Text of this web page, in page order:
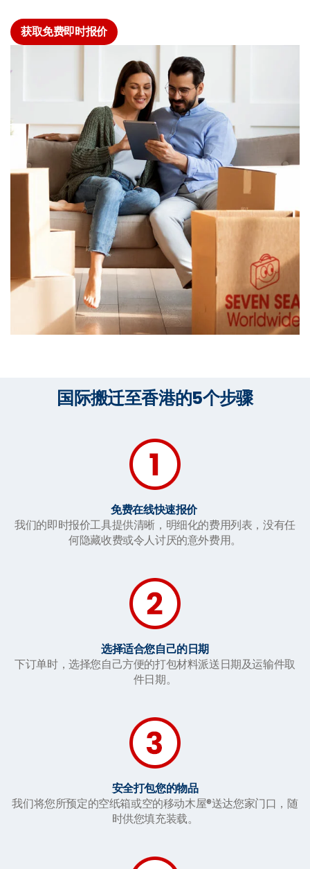
获取免费即时报价
国际搬迁至香港的5个步骤
免费在线快速报价
我们的即时报价工具提供清晰，明细化的费用列表，没有任
何隐藏收费或令人讨厌的意外费用。
选择适合您自己的日期
下订单时，选择您自己方便的打包材料派送日期及运输件取
件日期。
安全打包您的物品
我们将您所预定的空纸箱或空的移动木屋®送达您家门口，随
时供您填充装载。